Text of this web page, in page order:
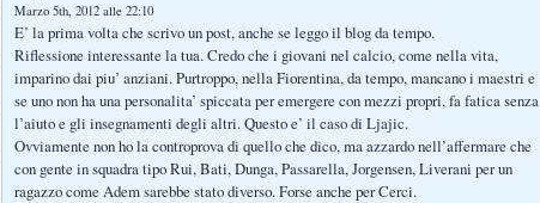
Marzo 5th, 2012 alle 22:10
E’ la prima volta che scrivo un post, anche se leggo il blog da tempo.
Riflessione interessante la tua. Credo che i giovani nel calcio, come nella vita,
imparino dai piu’ anziani. Purtroppo, nella Fiorentina, da tempo, mancano i maestri e
se uno non ha una personalita’ spiccata per emergere con mezzi propri, fa fatica senza
l’aiuto e gli insegnamenti degli altri. Questo e’ il caso di Ljajic.
Ovviamente non ho la controprova di quello che dico, ma azzardo nell’affermare che
con gente in squadra tipo Rui, Bati, Dunga, Passarella, Jorgensen, Liverani per un
ragazzo come Adem sarebbe stato diverso. Forse anche per Cerci.